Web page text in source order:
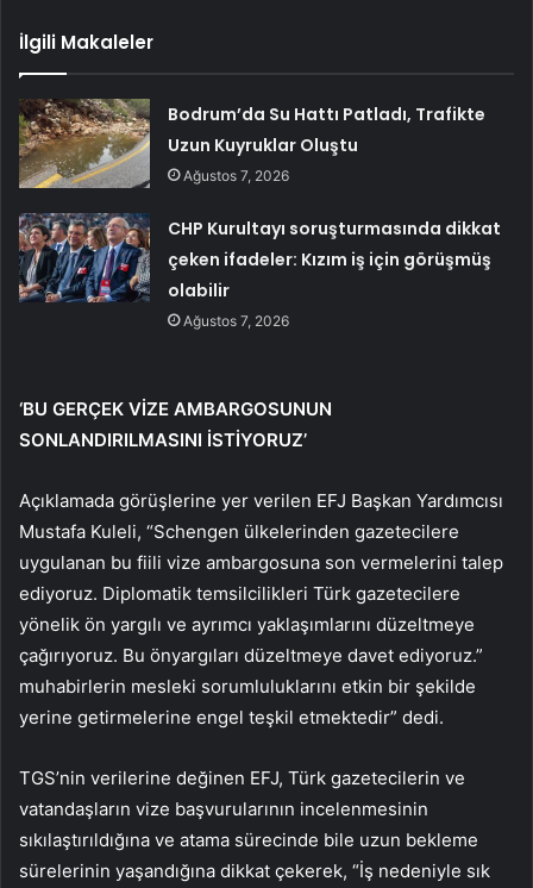
İlgili Makaleler
Bodrum’da Su Hattı Patladı, Trafikte
Uzun Kuyruklar Oluştu
Ağustos 7, 2026
CHP Kurultayı soruşturmasında dikkat
çeken ifadeler: Kızım iş için görüşmüş
olabilir
Ağustos 7, 2026
‘BU GERÇEK VİZE AMBARGOSUNUN
SONLANDIRILMASINI İSTİYORUZ’
Açıklamada görüşlerine yer verilen EFJ Başkan Yardımcısı
Mustafa Kuleli, “Schengen ülkelerinden gazetecilere
uygulanan bu fiili vize ambargosuna son vermelerini talep
ediyoruz. Diplomatik temsilcilikleri Türk gazetecilere
yönelik ön yargılı ve ayrımcı yaklaşımlarını düzeltmeye
çağırıyoruz. Bu önyargıları düzeltmeye davet ediyoruz.”
muhabirlerin mesleki sorumluluklarını etkin bir şekilde
yerine getirmelerine engel teşkil etmektedir” dedi.
TGS’nin verilerine değinen EFJ, Türk gazetecilerin ve
vatandaşların vize başvurularının incelenmesinin
sıkılaştırıldığına ve atama sürecinde bile uzun bekleme
sürelerinin yaşandığına dikkat çekerek, “İş nedeniyle sık